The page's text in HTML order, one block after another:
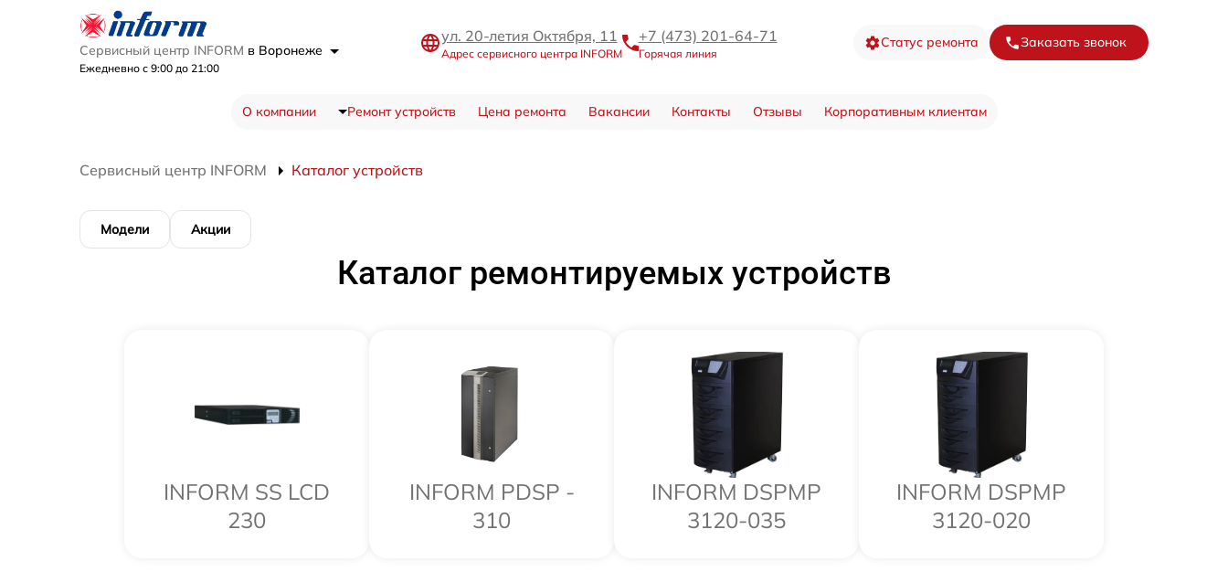
Сервисный центр INFORM в Воронеже
Ежедневно с 9:00 до 21:00
ул. 20-летия Октября, 11
Адрес сервисного центра INFORM
+7 (473) 201-64-71
Горячая линия
Статус ремонта Заказать звонок
О компании Ремонт устройств Цена ремонта Вакансии Контакты Отзывы Корпоративным клиентам
Сервисный центр INFORM Каталог устройств
Модели Акции
Каталог ремонтируемых устройств
INFORM SS LCD
230
INFORM PDSP -
310
INFORM DSPMP
3120-035
INFORM DSPMP
3120-020